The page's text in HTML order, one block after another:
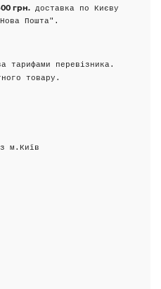
грн. доставка по Києву
Пошта".
тарифами перевізника.
товару.
м.Київ